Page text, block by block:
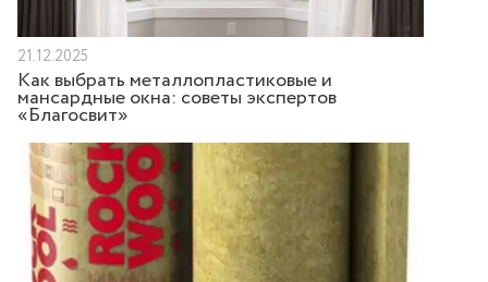
21.12.2025
Как выбрать металлопластиковые и
мансардные окна: советы экспертов
«Благосвит»